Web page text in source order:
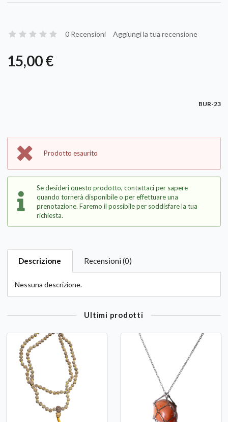
0 Recensioni Aggiungi la tua recensione
15,00 €
BUR-23
Prodotto esaurito
Se desideri questo prodotto, contattaci per sapere
quando tornerà disponibile o per effettuare una
prenotazione. Faremo il possibile per soddisfare la tua
richiesta.
Descrizione Recensioni (0)
Nessuna descrizione.
Ultimi prodotti